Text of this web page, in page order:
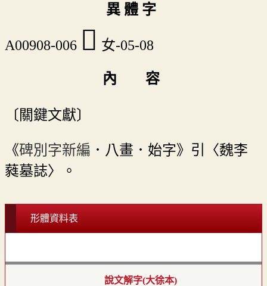
異 體 字
A00908-006 󱑖 女-05-08
內 容
〔關鍵文獻〕
《碑別字新編 ．八畫．始字》引〈魏李
蕤墓誌〉。
形體資料表
說文解字(大徐本)